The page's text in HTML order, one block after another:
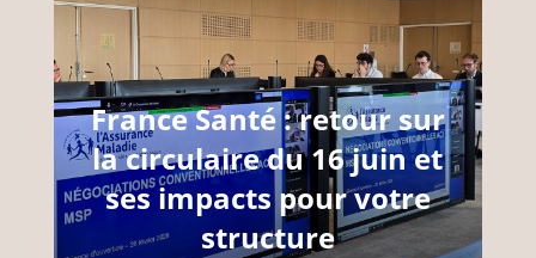
France Santé : retour sur
la circulaire du 16 juin et
ses impacts pour votre
structure